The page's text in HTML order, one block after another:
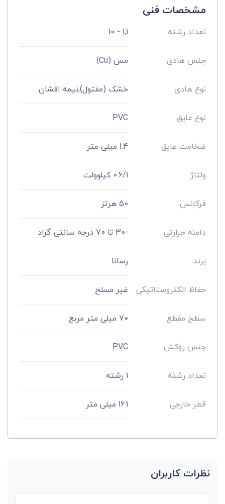
مشخصات فنی
تعداد رشته 1,1 - 10
جنس هادی مس (Cu)
نوع هادی خشک (مفتول),نیمه افشان
نوع عایق PVC
ضخامت عایق 1.4 میلی متر
ولتاژ 0.6/1 کیلوولت
فرکانس 50 هرتز
دامنه حرارتی -30 تا 70 درجه سانتی گراد
برند رسانا
حفاظ الکتروستاتیکی غیر مسلح
سطح مقطع 70 میلی متر مربع
جنس روکش PVC
تعداد رشته 1 رشته
قطر خارجی 16.1 میلی متر
نظرات کاربران